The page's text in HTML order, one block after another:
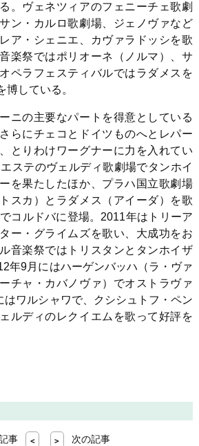
。ヴェネツィアのフェニーチェ歌劇
ン・カルロ歌劇場、ジェノヴァなど
ア・シェニエ、カヴァラドッシを歌
楽祭ではポリオーネ（ノルマ）、サ
ペラフェスティバルではラダメスを
している。
ニの主要なパートを得意としている
らにチェコとドイツものへとレパー
とりわけワーグナーに力を入れてい
ステのヴェルディ歌劇場でタンホイ
を果たしたほか、プラハ国立歌劇場
スカ）とラダメス（アイーダ）を歌
コルドバに登場。2011年はトリーア
ー・グライムズを歌い、大成功をお
音楽祭ではトリスタンとタンホイザ
年9月にはハーゲンバッハ（ラ・ヴァ
チャ・カバノヴァ）でオストラヴァ
はワルシャワで、クシシュトフ・ペン
ルディのレクイエムを歌って好評を
事 < > 次の記事